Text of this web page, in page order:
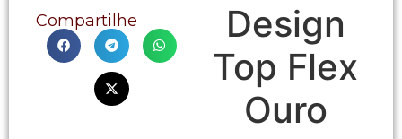
Compartilhe
Design
Top Flex
Ouro